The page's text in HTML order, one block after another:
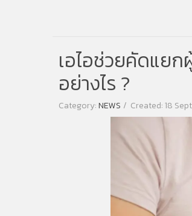
เอไอช่วยคัดแยก
อย่างไร ?
Category:NEWS Created: 18